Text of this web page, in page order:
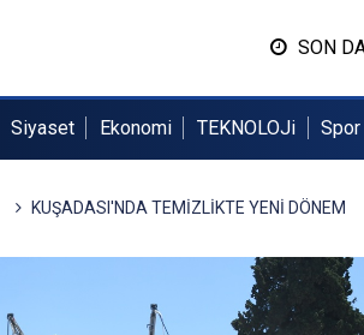
SON
Siyaset Ekonomi TEKNOLOJi Spor
KUŞADASI'NDA TEMİZLİKTE YENİ DÖNEM